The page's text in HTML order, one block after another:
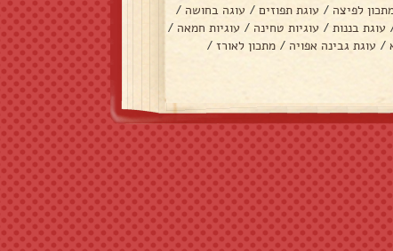
לפיצה / עוגת תפוזים / עוגה בחושה /
עוגת בננות / עוגיות טחינה / עוגיות חמאה /
/ עוגת גבינה אפויה / מתכון לאורז /